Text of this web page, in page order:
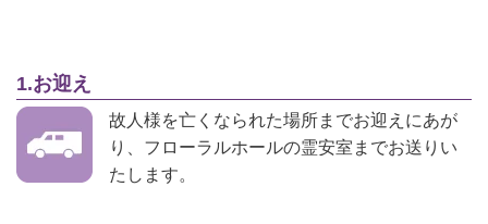
1.お迎え
故人様を亡くなられた場所までお迎えにあが
り、フローラルホールの霊安室までお送りい
たします。